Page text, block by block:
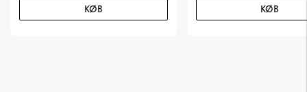
KØB KØB